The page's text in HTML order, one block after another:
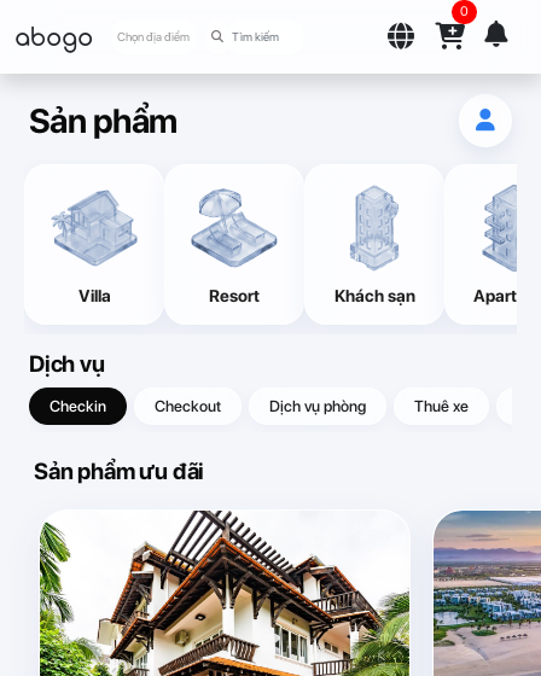
abogo Chọn địa điểm
0
Sản phẩm
Villa Resort Khách sạn
Dịch vụ
Checkin Checkout Dịch vụ phòng Thuê xe
Sản phẩm ưu đãi